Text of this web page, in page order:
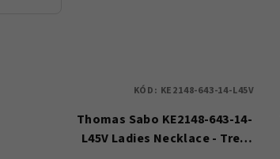
Thomas Sabo KE2148-643-14-
L45V Ladies Necklace - Tree
KÓD: KE2148-643-14-L45V